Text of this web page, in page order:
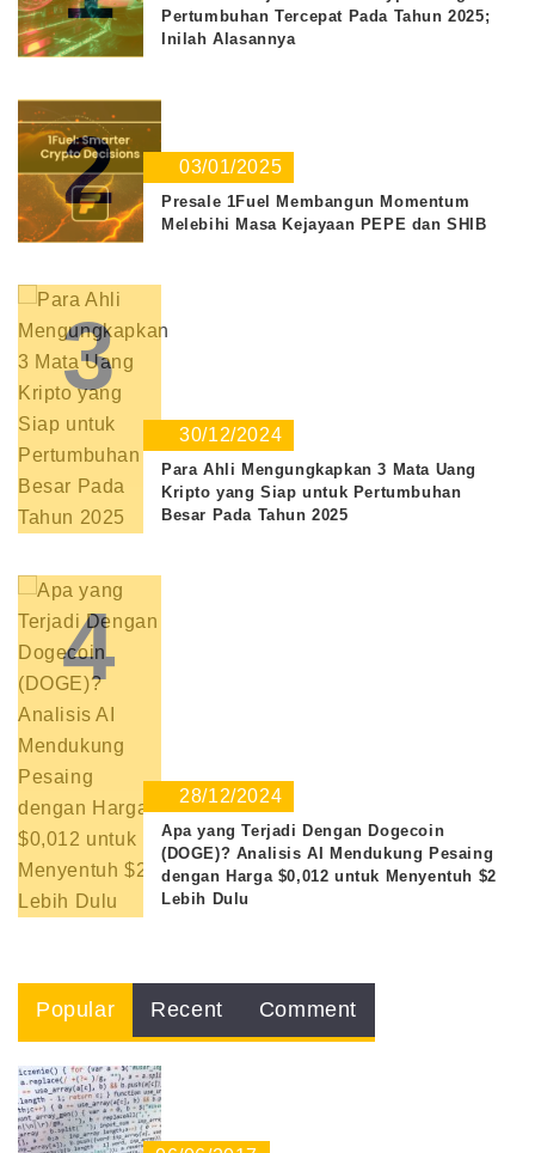
Pertumbuhan Tercepat Pada Tahun 2025;
Inilah Alasannya
2 03/01/2025
Presale 1Fuel Membangun Momentum
Melebihi Masa Kejayaan PEPE dan SHIB
3
30/12/2024
Para Ahli Mengungkapkan 3 Mata Uang
Kripto yang Siap untuk Pertumbuhan
Besar Pada Tahun 2025
4
28/12/2024
Apa yang Terjadi Dengan Dogecoin
(DOGE)? Analisis AI Mendukung Pesaing
dengan Harga $0,012 untuk Menyentuh $2
Lebih Dulu
Popular Recent Comment